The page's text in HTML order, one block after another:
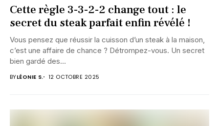
Cette règle 3-3-2-2 change tout : le
secret du steak parfait enfin révélé !
Vous pensez que réussir la cuisson d’un steak à la maison,
c’est une affaire de chance ? Détrompez-vous. Un secret
bien gardé des...
BYLÉONIE S. 12 OCTOBRE 2025